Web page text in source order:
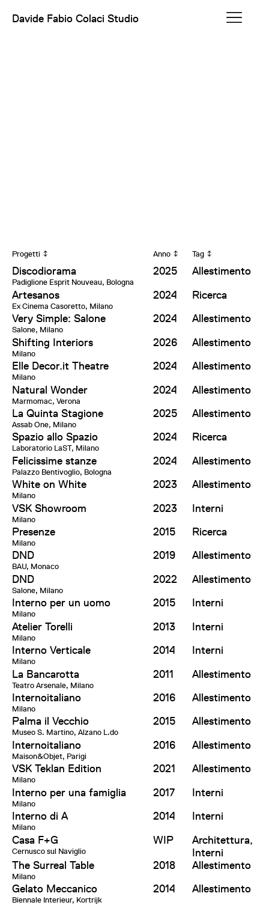
Davide Fabio Colaci Studio
Progetti ↕ Anno ↕ Tag ↕
Discodiorama
Padiglione Esprit Nouveau, Bologna
2025
Allestimento
Artesanos
Ex Cinema Casoretto, Milano
2024
Ricerca
Very Simple: Salone
Salone, Milano
2024
Allestimento
Shifting Interiors
Milano
2026
Allestimento
Elle Decor.it Theatre
Milano
2024
Allestimento
Natural Wonder
Marmomac, Verona
2024
Allestimento
La Quinta Stagione
Assab One, Milano
2025
Allestimento
Spazio allo Spazio
Laboratorio LaST, Milano
2024
Ricerca
Felicissime stanze
Palazzo Bentivoglio, Bologna
2024
Allestimento
White on White
Milano
2023
Allestimento
VSK Showroom
Milano
2023
Interni
Presenze
Milano
2015
Ricerca
DND
BAU, Monaco
2019
Allestimento
DND
Salone, Milano
2022
Allestimento
Interno per un uomo
Milano
2015
Interni
Atelier Torelli
Milano
2013
Interni
Interno Verticale
Milano
2014
Interni
La Bancarotta
Teatro Arsenale, Milano
2011
Allestimento
Internoitaliano
Milano
2016
Allestimento
Palma il Vecchio
Museo S. Martino, Alzano L.do
2015
Allestimento
Internoitaliano
Maison&Objet, Parigi
2016
Allestimento
VSK Teklan Edition
Milano
2021
Allestimento
Interno per una famiglia
Milano
2017
Interni
Interno di A
Milano
2014
Interni
Casa F+G
Cernusco sul Naviglio
WIP
Architettura,
Interni
The Surreal Table
Milano
2018
Allestimento
Gelato Meccanico
Biennale Interieur, Kortrijk
2014
Allestimento